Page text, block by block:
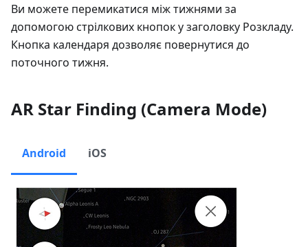
Ви можете перемикатися між тижнями за
допомогою стрілкових кнопок у заголовку Розкладу.
Кнопка календаря дозволяє повернутися до
поточного тижня.
AR Star Finding (Camera Mode)
Android iOS